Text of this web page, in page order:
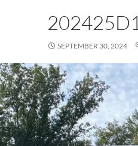
202425D1
SEPTEMBER 30, 2024